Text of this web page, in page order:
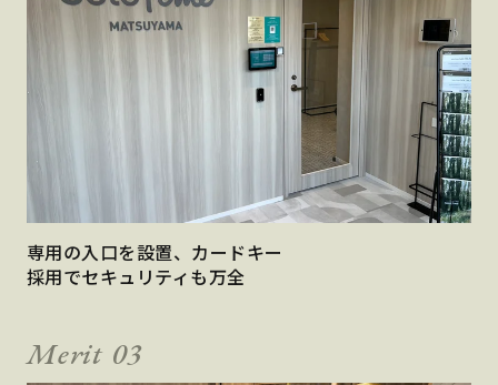
専用の入口を設置、カードキー
採用でセキュリティも万全
Merit 03